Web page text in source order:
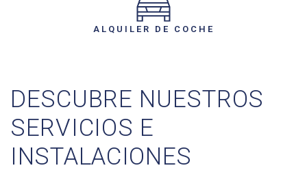
ALQUILER DE COCHE
DESCUBRE NUESTROS
SERVICIOS E
INSTALACIONES